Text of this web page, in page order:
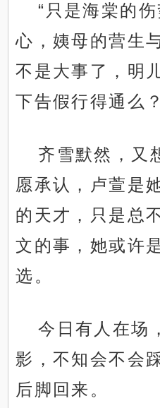
“只是海棠的
心，姨母的营生
不是大事了，明
下告假行得通么
齐雪默然，又
愿承认，卢萱是
的天才，只是总
文的事，她或许
选。
今日有人在场
影，不知会不会
后脚回来。